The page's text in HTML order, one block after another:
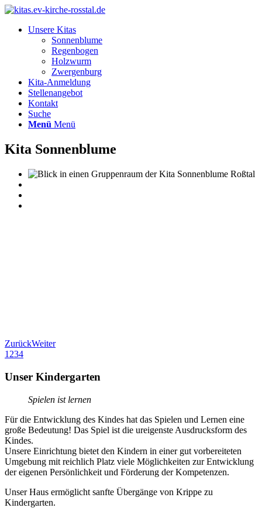
Unsere Kitas
Sonnenblume
Regenbogen
Holzwurm
Zwergenburg
Kita-Anmeldung
Stellenangebot
Kontakt
Suche
Menü Menü
Kita Sonnenblume
ZurückWeiter
1 234
Unser Kindergarten
Spielen ist lernen
Für die Entwicklung des Kindes hat das Spielen und Lernen eine
große Bedeutung! Das Spiel ist die ureigenste Ausdrucksform des
Kindes.
Unsere Einrichtung bietet den Kindern in einer gut vorbereiteten
Umgebung mit reichlich Platz viele Möglichkeiten zur Entwicklung
der eigenen Persönlichkeit und Förderung der Kompetenzen.
Unser Haus ermöglicht sanfte Übergänge von Krippe zu
Kindergarten.